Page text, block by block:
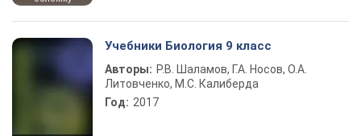
Учебники Биология 9 класс
Авторы: Р.В. Шаламов, Г.А. Носов, О.А.
Литовченко, М.С. Калиберда
Год: 2017